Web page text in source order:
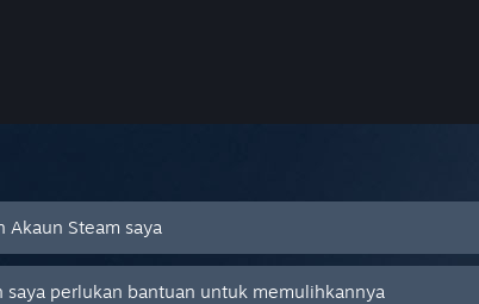
Akaun Steam saya
saya perlukan bantuan untuk memulihkannya